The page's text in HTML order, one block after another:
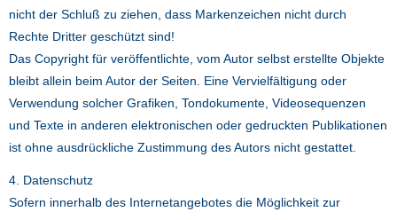
nicht der Schluß zu ziehen, dass Markenzeichen nicht durch
Rechte Dritter geschützt sind!
Das Copyright für veröffentlichte, vom Autor selbst erstellte Objekte
bleibt allein beim Autor der Seiten. Eine Vervielfältigung oder
Verwendung solcher Grafiken, Tondokumente, Videosequenzen
und Texte in anderen elektronischen oder gedruckten Publikationen
ist ohne ausdrückliche Zustimmung des Autors nicht gestattet.
4. Datenschutz
Sofern innerhalb des Internetangebotes die Möglichkeit zur